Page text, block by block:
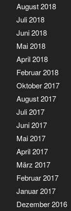
August 2018
Juli 2018
Juni 2018
Mai 2018
April 2018
Februar 2018
Oktober 2017
August 2017
Juli 2017
Juni 2017
Mai 2017
April 2017
März 2017
Februar 2017
Januar 2017
Dezember 2016